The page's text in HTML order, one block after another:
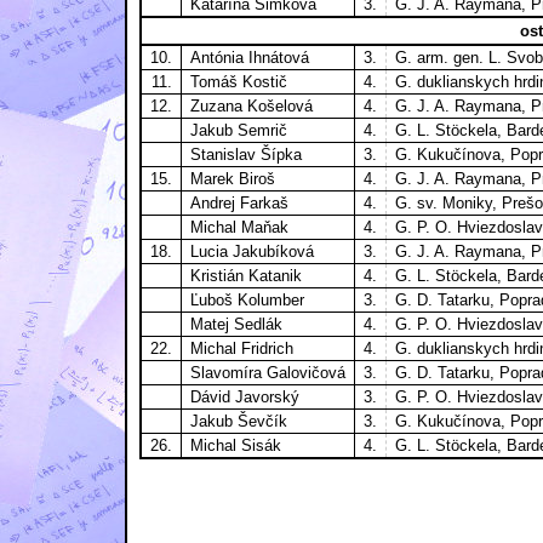
Katarína Šimková 3.
G. J. A. Raymana,
10.
Antónia Ihnátová 3.
G. arm. gen. L.
11.
Tomáš Kostič 4.
G. duklianskych
12.
Zuzana Košelová 4.
G. J. A. Raymana,
Jakub Semrič
4.
G. L. Stöckela,
Stanislav Šípka
3.
G. Kukučínova,
15.
Marek Biroš 4.
G. J. A. Raymana,
Andrej Farkaš
4.
G. sv. Moniky,
Michal Maňak
4.
G. P. O.
18.
Lucia Jakubíková 3.
G. J. A. Raymana,
Kristián Katanik
4.
G. L. Stöckela,
Ľuboš Kolumber
3.
G. D. Tatarku,
Matej Sedlák
4.
G. P. O.
22.
Michal Fridrich 4.
G. duklianskych
Slavomíra Galovičová
3.
G. D. Tatarku,
Dávid Javorský
3.
G. P. O.
Jakub Ševčík
3.
G. Kukučínova,
26.
Michal Sisák 4. G. L. Stöckela,